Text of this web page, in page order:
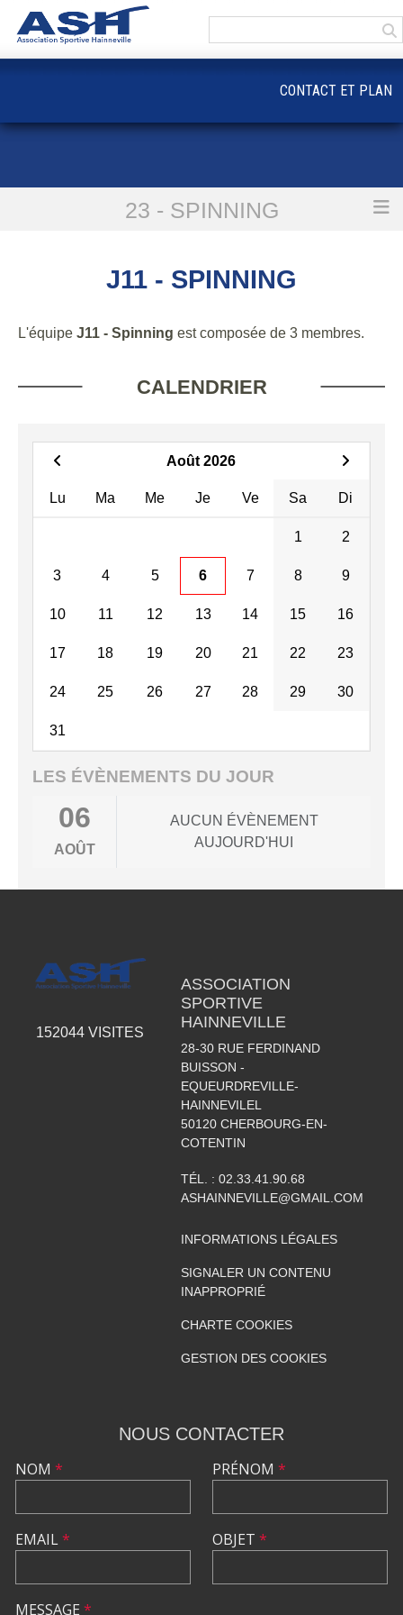
23 - SPINNING
J11 - Spinning
J11 - SPINNING
L'équipe J11 - Spinning est composée de 3 membres.
CALENDRIER
Août 2026
Lu Ma Me Je Ve Sa Di
1 2
3 4 5 6 7 8 9
10 11 12 13 14 15 16
17 18 19 20 21 22 23
24 25 26 27 28 29 30
31
LES ÉVÈNEMENTS DU JOUR
06
AOÛT
AUCUN ÉVÈNEMENT
AUJOURD'HUI
CONTACT ET PLAN
152044 VISITES
ASSOCIATION
SPORTIVE
HAINNEVILLE
28-30 RUE FERDINAND
BUISSON -
EQUEURDREVILLE-
HAINNEVILEL
50120 CHERBOURG-EN-
COTENTIN
TÉL. : 02.33.41.90.68
ASHAINNEVILLE@GMAIL.COM
INFORMATIONS LÉGALES
SIGNALER UN CONTENU
INAPPROPRIÉ
CHARTE COOKIES
GESTION DES COOKIES
NOUS CONTACTER
NOM *
EMAIL*
PRÉNOM *
OBJET *
MESSAGE *
Panneau de gestion des cookies